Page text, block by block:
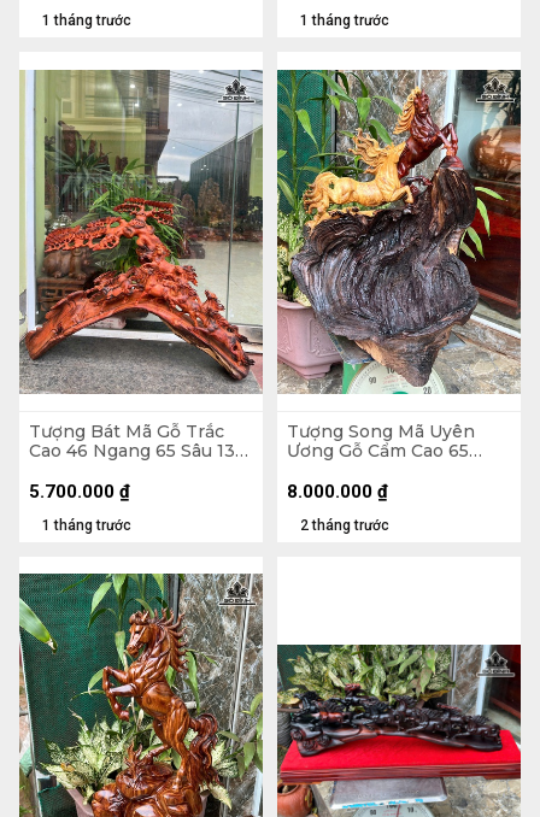
1 tháng trước 1 tháng trước
Tượng Bát Mã Gỗ Trắc
Cao 46 Ngang 65 Sâu 13
1 tháng trước
5.700.000 ₫
Tượng Song Mã Uyên
Ương Gỗ Cẩm Cao 65
2 tháng trước
8.000.000 ₫